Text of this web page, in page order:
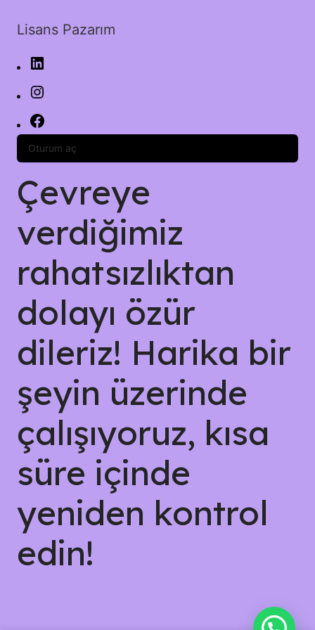
Lisans Pazarım
Oturum aç
Çevreye
verdiğimiz
rahatsızlıktan
dolayı özür
dileriz! Harika bir
şeyin üzerinde
çalışıyoruz, kısa
süre içinde
yeniden kontrol
edin!